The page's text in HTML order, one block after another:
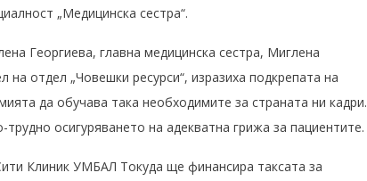
„Медицинска сестра“.
Георгиева, главна медицинска сестра, Миглена
отдел „Човешки ресурси“, изразиха подкрепата на
да обучава така необходимите за страната ни кадри.
осигуряването на адекватна грижа за пациентите.
Клиник УМБАЛ Токуда ще финансира таксата за